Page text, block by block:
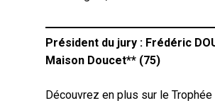
Président du jury : Frédéric
Maison Doucet** (75)
Découvrez en plus sur le